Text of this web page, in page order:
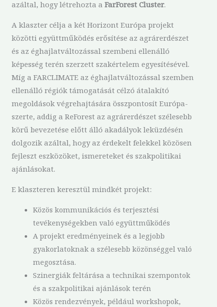
azáltal, hogy létrehozta a FarForest Cluster.
A klaszter célja a két Horizont Európa projekt
közötti együttműködés erősítése az agrárerdészet
és az éghajlatváltozással szembeni ellenálló
képesség terén szerzett szakértelem egyesítésével.
Míg a FARCLIMATE az éghajlatváltozással szemben
ellenálló régiók támogatását célzó átalakító
megoldások végrehajtására összpontosít Európa-
szerte, addig a ReForest az agrárerdészet szélesebb
körű bevezetése előtt álló akadályok leküzdésén
dolgozik azáltal, hogy az érdekelt felekkel közösen
fejleszt eszközöket, ismereteket és szakpolitikai
ajánlásokat.
E klaszteren keresztül mindkét projekt:
Közös kommunikációs és terjesztési
tevékenységekben való együttműködés
A projekt eredményeinek és a legjobb
gyakorlatoknak a szélesebb közönséggel való
megosztása.
Szinergiák feltárása a technikai szempontok
és a szakpolitikai ajánlások terén
Közös rendezvények, például workshopok,